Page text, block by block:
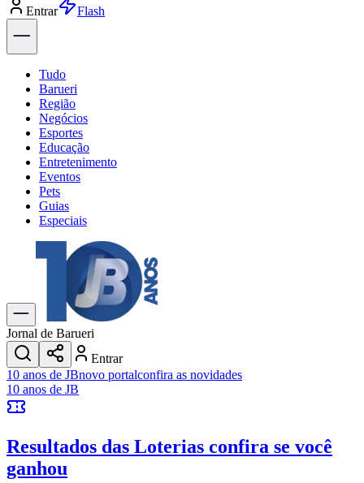
Entrar
Explorar
Tudo
Barueri
Região
Negócios
Esportes
Educação
Entretenimento
Eventos
Pets
Guias
Especiais
Explore Tudo
Últimas Notícias
Previsão do Tempo
Trânsito e Rotas
Dia a Dia & Lazer
Transportes
Gastronomia
Cinema & Shows
JogosNovo
Anuncie no Portal
Cadastrar Empresa
Divulgar Vagas
Jornal de Barueri
Entrar
10 anos de JBnovo portalconfira as novidades
10 anos de JB
Resultados das Loterias confira se você
ganhou